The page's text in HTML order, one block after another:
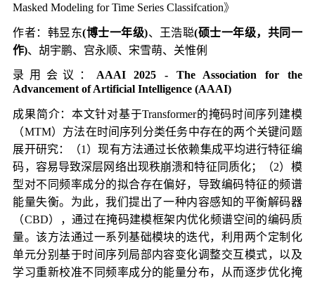
Masked Modeling for Time Series Classifcation》
作者：韩昱东(博士一年级)、王浩聪(硕士一年级，共同一
作)、胡宇鹏、宫永顺、宋雪萌、关惟俐
录用会议： AAAI 2025 - The Association for the
Advancement of Artificial Intelligence (AAAI)
成果简介：本文针对基于Transformer的掩码时间序列建模
（MTM）方法在时间序列分类任务中存在的两个关键问题
展开研究：（1）现有方法通过长依赖集成平均进行特征编
码，容易导致深层网络出现秩崩溃和特征同质化；（2）模
型对不同频率成分的拟合存在偏好，导致编码特征的频谱
能量失衡。为此，我们提出了一种内容感知的平衡解码器
（CBD），通过在掩码建模框架内优化频谱空间的编码质
量。该方法通过一系列基础模块的迭代，利用两个定制化
单元分别基于时间序列局部内容变化调整交互模式，以及
学习重新校准不同频率成分的能量分布，从而逐步优化掩